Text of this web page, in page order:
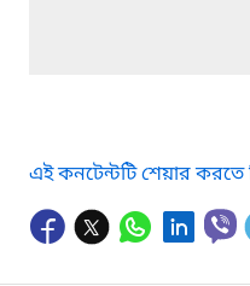
এই কনটেন্টটি শেয়ার